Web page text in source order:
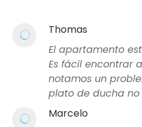
Thomas
El apartamento
Es fácil encontrar
notamos un
plato de ducha
Marcelo